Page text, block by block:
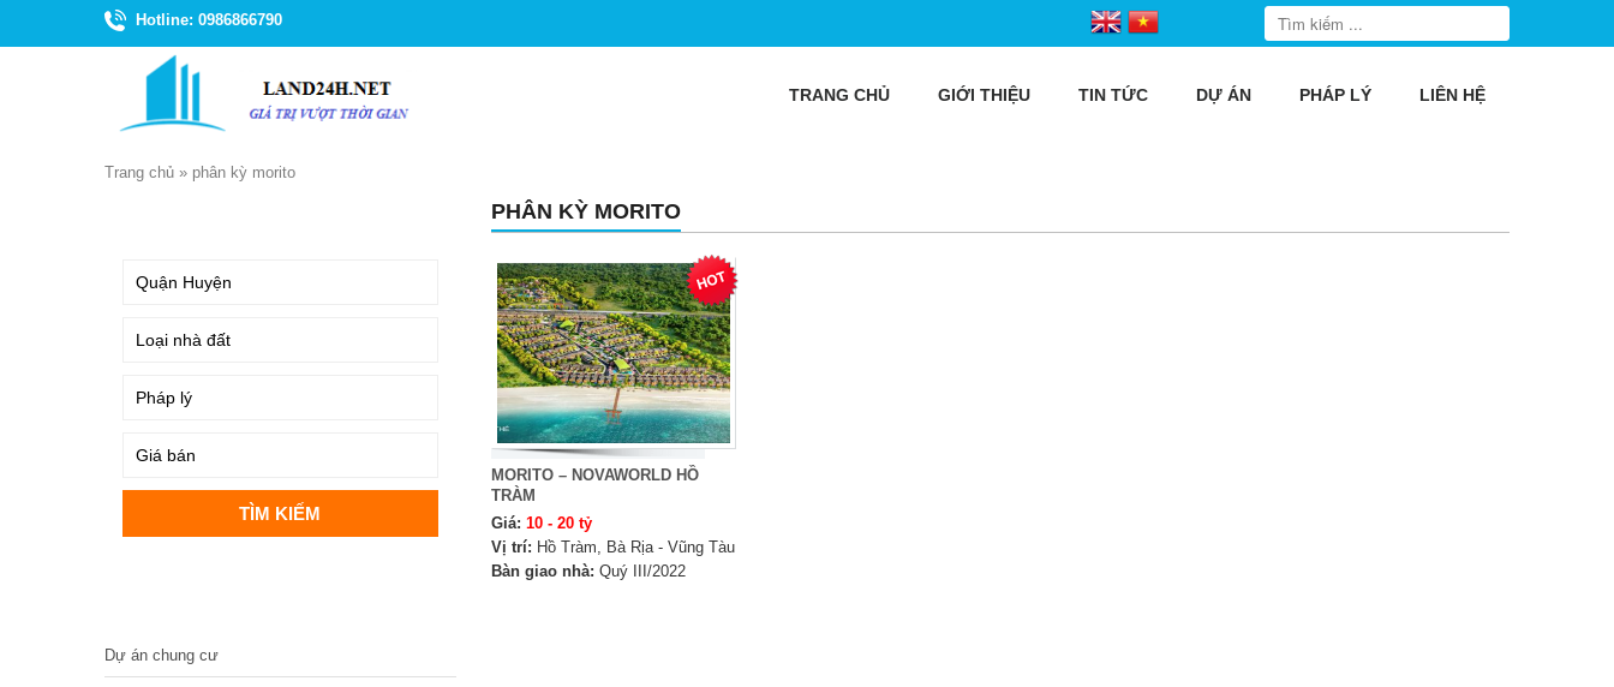
Hotline: 0986866790
TRANG CHỦ GIỚI THIỆU TIN TỨC DỰ ÁN PHÁP LÝ LIÊN HỆ
Trang chủ » phân kỳ morito
PHÂN KỲ MORITO
MORITO – NOVAWORLD HỒ
TRÀM
Giá: 10 - 20 tỷ
Vị trí: Hồ Tràm, Bà Rịa - Vũng Tàu
Bàn giao nhà: Quý III/2022
Dự án chung cư